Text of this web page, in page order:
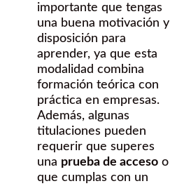
importante que tengas
una buena motivación y
disposición para
aprender, ya que esta
modalidad combina
formación teórica con
práctica en empresas.
Además, algunas
titulaciones pueden
requerir que superes
una prueba de acceso o
que cumplas con un